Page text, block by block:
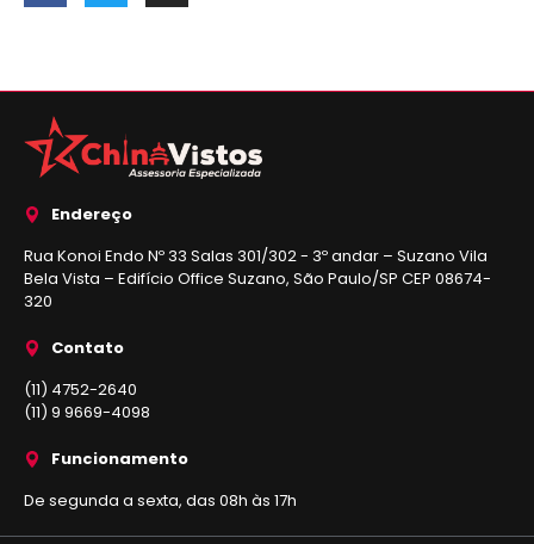
Endereço
Rua Konoi Endo Nº 33 Salas 301/302 - 3º andar – Suzano Vila
Bela Vista – Edifício Office Suzano, São Paulo/SP CEP 08674-
320
Contato
(11) 4752-2640
(11) 9 9669-4098
Funcionamento
De segunda a sexta, das 08h às 17h